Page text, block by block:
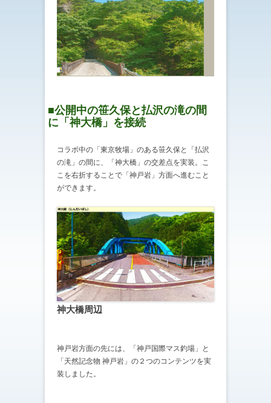
■公開中の笹久保と払沢の滝の間
に「神大橋」を接続
コラボ中の「東京牧場」のある笹久保と「払沢
の滝」の間に、「神大橋」の交差点を実装。こ
こを右折することで「神戸岩」方面へ進むこと
ができます。
神大橋周辺
神戸岩方面の先には、「神戸国際マス釣場」と
「天然記念物 神戸岩」の２つのコンテンツを実
装しました。